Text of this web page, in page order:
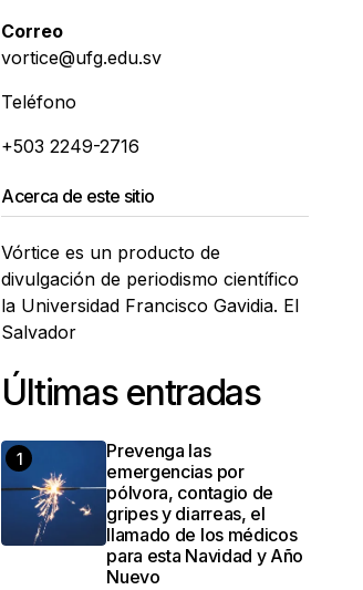
Correo
vortice@ufg.edu.sv
Teléfono
+503 2249-2716
Acerca de este sitio
Vórtice es un producto de
divulgación de periodismo científico
la Universidad Francisco Gavidia. El
Salvador
Últimas entradas
Prevenga las
emergencias por
pólvora, contagio de
gripes y diarreas, el
llamado de los médicos
para esta Navidad y Año
Nuevo